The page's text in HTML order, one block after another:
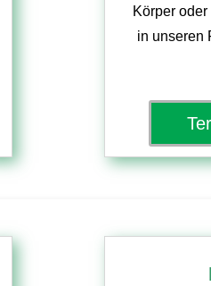
Körper
in unseren